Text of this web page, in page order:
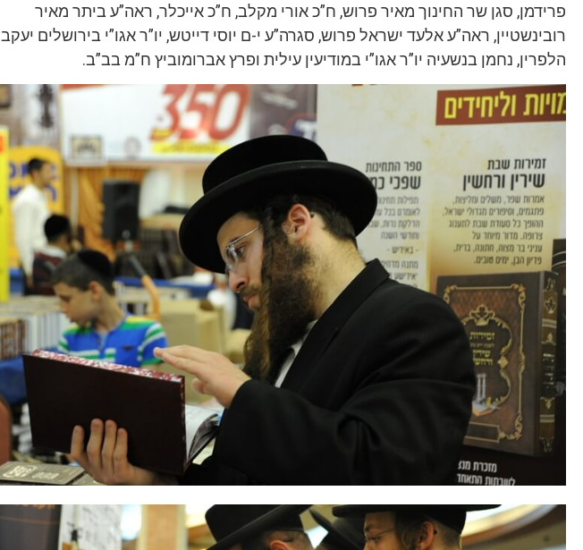
פרידמן, סגן שר החינוך מאיר פרוש, ח”כ אורי מקלב, ח”כ אייכלר, ראה”ע ביתר מאיר
רובינשטיין, ראה”ע אלעד ישראל פרוש, סגרה”ע י-ם יוסי דייטש, יו”ר אגו”י בירושלים יעקב
הלפרין, נחמן בנשעיה יו”ר אגו”י במודיעין עילית ופרץ אברומוביץ ח”מ בב”ב.